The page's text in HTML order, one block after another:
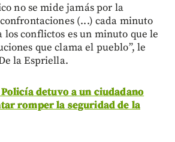
no se mide jamás por la
(...) cada minuto
los conflictos es un minuto que le
que clama el pueblo”, le
la Espriella.
detuvo a un ciudadano
romper la seguridad de la